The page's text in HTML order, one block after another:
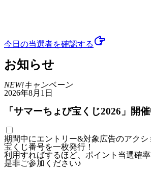
今日の当選者を確認する
お知らせ
NEW!キャンペーン
2026年8月1日
「サマーちょび宝くじ2026」開
期間中にエントリー&対象広告のアクシ
宝くじ番号を一枚発行！
利用すればするほど、ポイント当選確率
是非ご参加ください♪